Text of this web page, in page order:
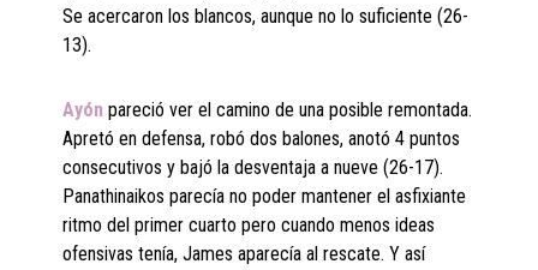
Se acercaron los blancos, aunque no lo suficiente (26-
13).
Ayónpareció ver el camino de una posible remontada.
Apretó en defensa, robó dos balones, anotó 4 puntos
consecutivos y bajó la desventaja a nueve (26-17).
Panathinaikos parecía no poder mantener el asfixiante
ritmo del primer cuarto pero cuando menos ideas
ofensivas tenía, James aparecía al rescate. Y así